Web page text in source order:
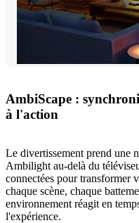
AmbiScape :
à l'action
Le divertissement prend une
Ambilight au-delà du
connectées pour transformer
chaque scène, chaque
environnement réagit en
l'expérience.